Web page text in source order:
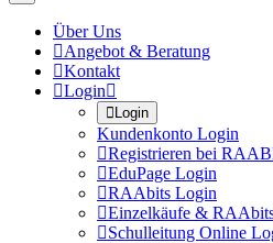
Über Uns
Angebot & Beratung
Kontakt
Login
Login
Kundenkonto Login
Registrieren bei
EduPage Login
RAAbits Login
Einzelkäufe &
Schulleitung Online